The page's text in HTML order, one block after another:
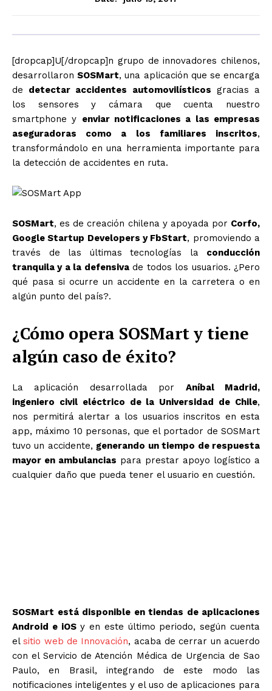
[dropcap]U[/dropcap]n grupo de innovadores chilenos,
desarrollaronSOSMart, una aplicación que se encarga
de detectar accidentes automovilísticos gracias a
los sensores y cámara que cuenta nuestro
smartphone y enviar notificaciones a las empresas
aseguradoras como a los familiares inscritos,
transformándolo en una herramienta importante para
la detección de accidentes en ruta.
SOSMart, es de creación chilena y apoyada por Corfo,
Google Startup Developers y FbStart, promoviendo a
través de las últimas tecnologías la conducción
tranquila y a la defensivade todos los usuarios. ¿Pero
qué pasa si ocurre un accidente en la carretera o en
algún punto del país?.
¿Cómo opera SOSMart y tiene
algún caso de éxito?
La aplicación desarrollada por Aníbal Madrid,
ingeniero civil eléctrico de la Universidad de Chile,
nos permitirá alertar a los usuarios inscritos en esta
app, máximo 10 personas, que el portador de SOSMart
tuvo un accidente, generando un tiempo de respuesta
mayor en ambulancias para prestar apoyo logístico a
cualquier daño que pueda tener el usuario en cuestión.
SOSMart está disponible en tiendas de aplicaciones
Android e iOSy en este último periodo, según cuenta
elsitio web de Innovación, acaba de cerrar un acuerdo
con el Servicio de Atención Médica de Urgencia de Sao
Paulo, en Brasil, integrando de este modo las
notificaciones inteligentes y el uso de aplicaciones para